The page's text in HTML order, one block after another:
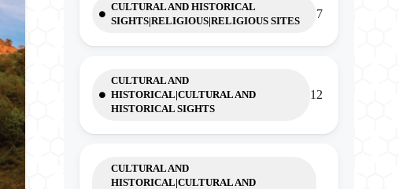
CULTURAL AND HISTORICAL
SIGHTS|RELIGIOUS|RELIGIOUS SITES
7
CULTURAL AND
HISTORICAL|CULTURAL AND
HISTORICAL SIGHTS
12
CULTURAL AND
HISTORICAL|CULTURAL AND